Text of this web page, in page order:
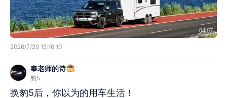
04:07
2026/7/20 15:16:10
奉老师的诗
豹5
换豹5后，你以为的用车生活！